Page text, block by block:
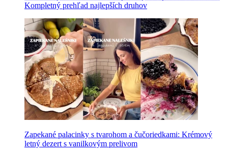
Kompletný prehľad najlepších druhov
Zapekané palacinky s tvarohom a čučoriedkami: Krémový
letný dezert s vanilkovým prelivom